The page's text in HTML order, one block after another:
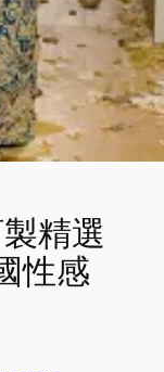
精選
性感